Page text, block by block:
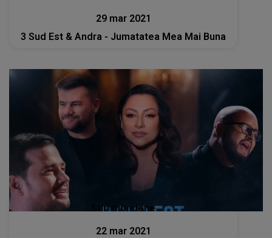
29 mar 2021
3 Sud Est & Andra - Jumatatea Mea Mai Buna
Stiri mondene
22 mar 2021